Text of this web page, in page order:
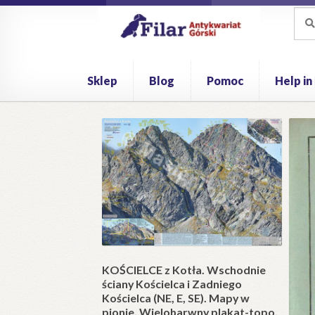
Przejdź
Przejdź
Sklep Blog Pomoc Help in
Strona głównaKontaktKoszykMoje konto
KOŚCIELCE z Kotła. Wschodnie
ściany Kościelca i Zadniego
Kościelca (NE, E, SE). Mapy w
pionie. Wielobarwny plakat-topo.